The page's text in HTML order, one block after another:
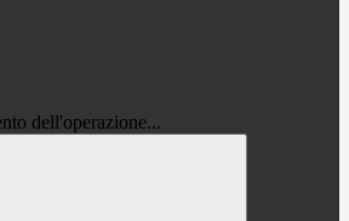
dell'operazione...